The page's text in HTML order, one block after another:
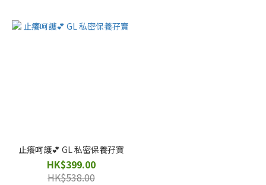
止癢呵護💕 GL 私密保養孖寶
HK$399.00
HK$538.00